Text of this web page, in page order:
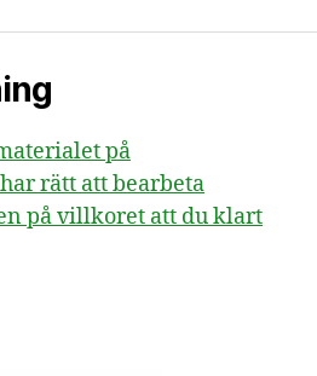
på
rätt att bearbeta
på villkoret att du klart